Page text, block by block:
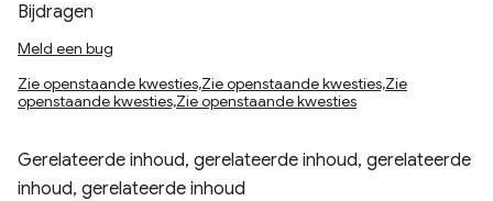
Bijdragen
Meld een bug
Zie openstaande kwesties,Zie openstaande kwesties,Zie
openstaande kwesties,Zie openstaande kwesties
Gerelateerde inhoud, gerelateerde inhoud, gerelateerde
inhoud, gerelateerde inhoud